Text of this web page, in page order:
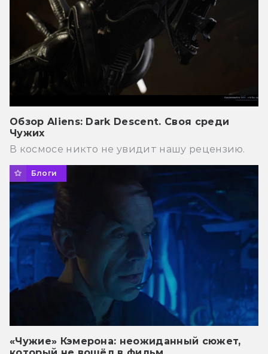
Обзор Aliens: Dark Descent. Своя среди
Чужих
В космосе никто не увидит нашу рецензию.
Блоги
«Чужие» Кэмерона: неожиданный сюжет,